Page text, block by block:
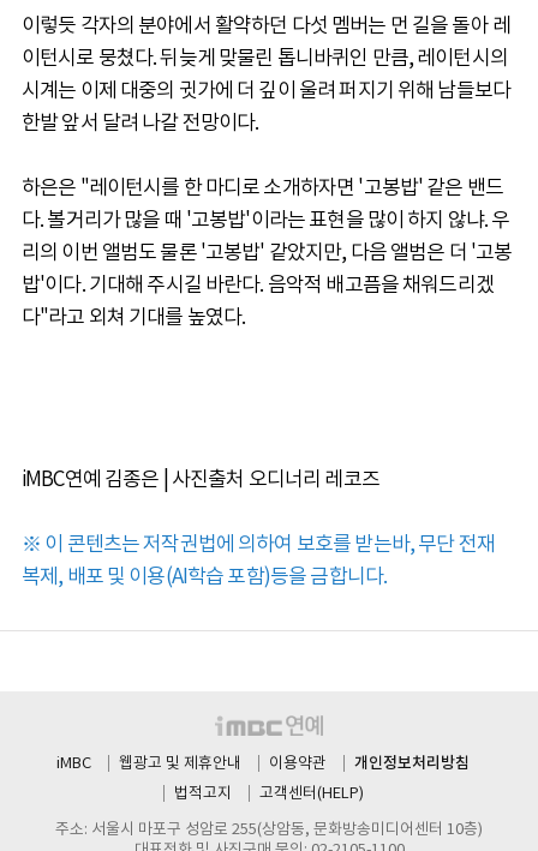
이렇듯 각자의 분야에서 활약하던 다섯 멤버는 먼 길을 돌아 레
이턴시로 뭉쳤다. 뒤늦게 맞물린 톱니바퀴인 만큼, 레이턴시의
시계는 이제 대중의 귓가에 더 깊이 울려 퍼지기 위해 남들보다
한발 앞서 달려 나갈 전망이다.
하은은 "레이턴시를 한 마디로 소개하자면 '고봉밥' 같은 밴드
다. 볼거리가 많을 때 '고봉밥'이라는 표현을 많이 하지 않냐. 우
리의 이번 앨범도 물론 '고봉밥' 같았지만, 다음 앨범은 더 '고봉
밥'이다. 기대해 주시길 바란다. 음악적 배고픔을 채워드리겠
다"라고 외쳐 기대를 높였다.
iMBC연예 김종은 | 사진출처 오디너리 레코즈
※ 이 콘텐츠는 저작권법에 의하여 보호를 받는바, 무단 전재
복제, 배포 및 이용(AI학습 포함)등을 금합니다.
iMBC 웹광고 및 제휴안내 이용약관 개인정보처리방침
법적고지
고객센터(HELP)
주소: 서울시 마포구 성암로 255(상암동, 문화방송미디어센터 10층)